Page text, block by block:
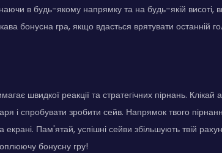
в будь-якому напрямку та на будь-якій висоті,
бонусна гра, якщо вдасться врятувати останній
швидкої реакції та стратегічних пірнань. Клікай
і спробувати зробити сейв. Напрямок твого
Пам'ятай, успішні сейви збільшують твій
бонусну гру!